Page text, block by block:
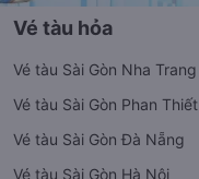
Vé tàu hỏa
Vé tàu Sài Gòn Nha Trang
Vé tàu Sài Gòn Phan Thiết
Vé tàu Sài Gòn Đà Nẵng
Vé tàu Sài Gòn Hà Nội